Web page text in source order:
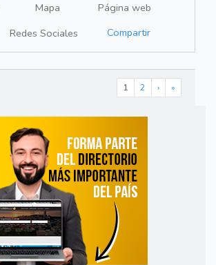
Mapa
Página web
Redes Sociales Compartir
1 2 › »